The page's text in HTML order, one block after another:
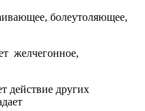
болеутоляющее,
желчегонное,
действие других